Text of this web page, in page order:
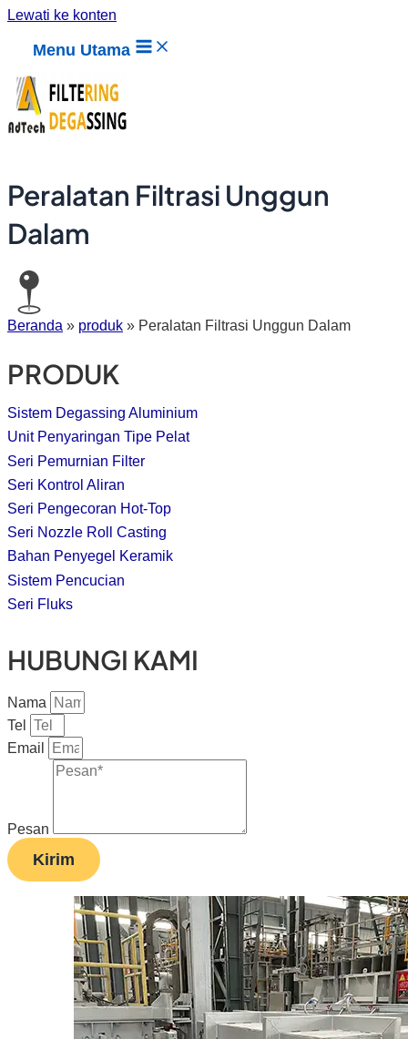
Lewati ke konten
Menu Utama
Peralatan Filtrasi Unggun
Dalam
Beranda » produk » Peralatan Filtrasi Unggun Dalam
PRODUK
Sistem Degassing Aluminium
Unit Penyaringan Tipe Pelat
Seri Pemurnian Filter
Seri Kontrol Aliran
Seri Pengecoran Hot-Top
Seri Nozzle Roll Casting
Bahan Penyegel Keramik
Sistem Pencucian
Seri Fluks
HUBUNGI KAMI
Nama
Tel
Email
Pesan
Kirim